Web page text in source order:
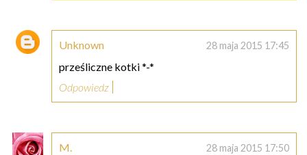
Unknown 28 maja 2015 17:45
prześliczne kotki *-*
Odpowiedz
M. 28 maja 2015 17:50